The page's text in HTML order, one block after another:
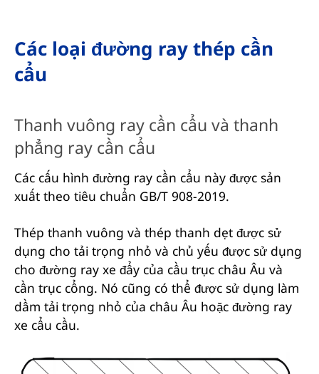
Các loại đường ray thép cần
cẩu
Thanh vuông ray cần cẩu và thanh
phẳng ray cần cẩu
Các cấu hình đường ray cần cẩu này được sản
xuất theo tiêu chuẩn GB/T 908-2019.
Thép thanh vuông và thép thanh dẹt được sử
dụng cho tải trọng nhỏ và chủ yếu được sử dụng
cho đường ray xe đẩy của cầu trục châu Âu và
cần trục cổng. Nó cũng có thể được sử dụng làm
dầm tải trọng nhỏ của châu Âu hoặc đường ray
xe cẩu cầu.